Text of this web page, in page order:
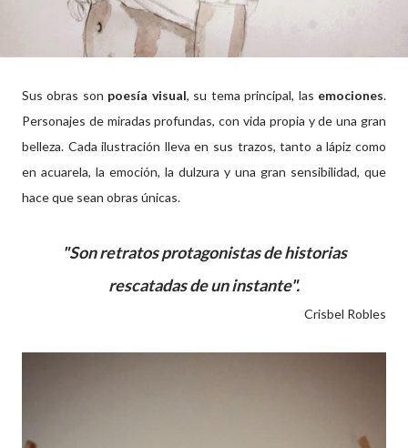
Sus obras son poesía visual, su tema principal, las emociones.
Personajes de miradas profundas, con vida propia y de una gran
belleza. Cada ilustración lleva en sus trazos, tanto a lápiz como
en acuarela, la emoción, la dulzura y una gran sensibilidad, que
hace que sean obras únicas.
"Son retratos protagonistas de historias
rescatadas de un instante".
Crisbel Robles